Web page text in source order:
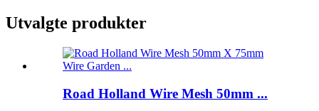
Utvalgte produkter
Road Holland Wire Mesh 50mm ...